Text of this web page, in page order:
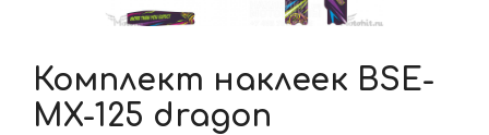
Комплект наклеек BSE-
MX-125 dragon